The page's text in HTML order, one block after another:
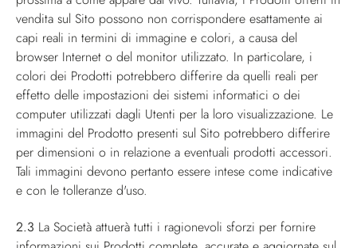
vendita sul Sito possono non corrispondere esattamente ai
capi reali in termini di immagine e colori, a causa del
browser Internet o del monitor utilizzato. In particolare, i
colori dei Prodotti potrebbero differire da quelli reali per
effetto delle impostazioni dei sistemi informatici o dei
computer utilizzati dagli Utenti per la loro visualizzazione. Le
immagini del Prodotto presenti sul Sito potrebbero differire
per dimensioni o in relazione a eventuali prodotti accessori.
Tali immagini devono pertanto essere intese come indicative
e con le tolleranze d'uso.
2.3 La Società attuerà tutti i ragionevoli sforzi per fornire